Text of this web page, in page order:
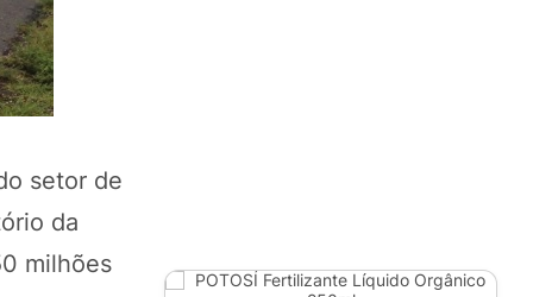
setor de
da
milhões